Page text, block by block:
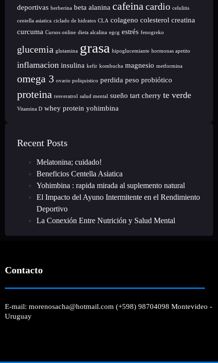
deportivas berberina beta alanina cafeinacardio celulitis
centella asiatica ciclado de hidratos CLA colageno colesterol creatina
curcuma Cursos online dieta alcalina egcg estrés fenogreko
glucemia glutamina grasa hipoglucemiante hormonas apetito
inflamacion insulina kefir kombucha magnesio metformina
omega 3 ovario poliquistico perdida peso probiótico
proteina resveratrol salud mental sueño tart cherry te verde
Vitamina D whey protein yohimbina
Recent Posts
Melatonina; cuidado!
Beneficios Centella Asiatica
Yohimbina : rapida mirada al suplemento natural
El Impacto del Ayuno Intermitente en el Rendimiento
Deportivo
La Conexión Entre Nutrición y Salud Mental
Contacto
E-mail: morenosacha@hotmail.com (+598) 98704098 Montevideo -
Uruguay